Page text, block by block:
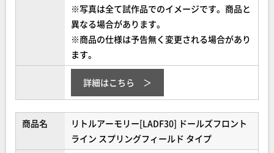
※写真は全て試作品でのイメージです。商品と
異なる場合があります。
※商品の仕様は予告無く変更される場合があり
ます。
詳細はこちら
商品名
リトルアーモリー[LADF30] ドールズフロント
ライン スプリングフィールド タイプ